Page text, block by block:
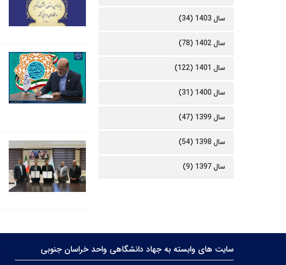
سال 1403 (34)
سال 1402 (78)
سال 1401 (122)
سال 1400 (31)
سال 1399 (47)
سال 1398 (54)
سال 1397 (9)
سایت های وابسته به جهاد دانشگاهی واحد خراسان جنوبی